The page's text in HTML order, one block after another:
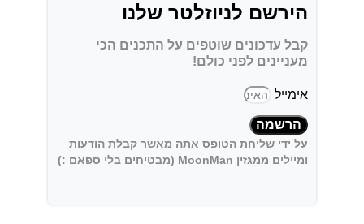
הירשם לניוזלטר שלנו
קבל עדכונים שוטפים על התכנים הכי
מעניינים לפני כולם!
אימייל
הרשמה
על ידי שליחת הטופס אתה מאשר קבלת הודעות
ומיילים ממגזין MoonMan (מבטיחים בלי ספאם :)